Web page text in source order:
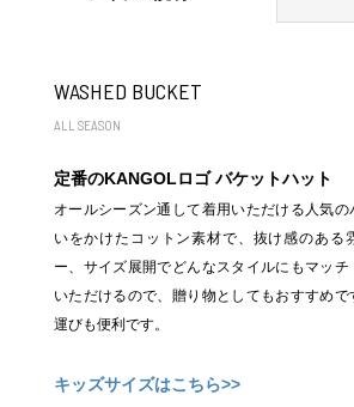
WASHED BUCKET
ALL SEASON
定番のKANGOLロゴ バケットハット
オールシーズン通して着用いただける人気
いをかけたコットン素材で、抜け感のある
ー、サイズ展開でどんなスタイルにもマッ
いただけるので、贈り物としてもおすすめ
運びも便利です。
キッズサイズはこちら>>